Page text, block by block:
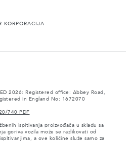
KORPORACIJA
2026: Registered office: Abbey Road,
in England No: 1672070
740 PDF
ispitivanja proizvođača u skladu sa
goriva vozila može se razlikovati od
a ove količine služe samo za